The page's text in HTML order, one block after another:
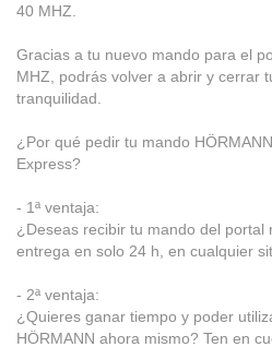
40 MHZ.
Gracias a tu nuevo mando para el
MHZ, podrás volver a abrir y cerrar
tranquilidad.
¿Por qué pedir tu mando
Express?
- 1ª ventaja:
¿Deseas recibir tu mando del portal
entrega en solo 24 h, en cualquier
- 2ª ventaja:
¿Quieres ganar tiempo y poder
HÖRMANN ahora mismo? Ten en